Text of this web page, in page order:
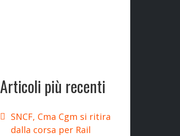
Articoli più recenti
SNCF, Cma Cgm si ritira
dalla corsa per Rail